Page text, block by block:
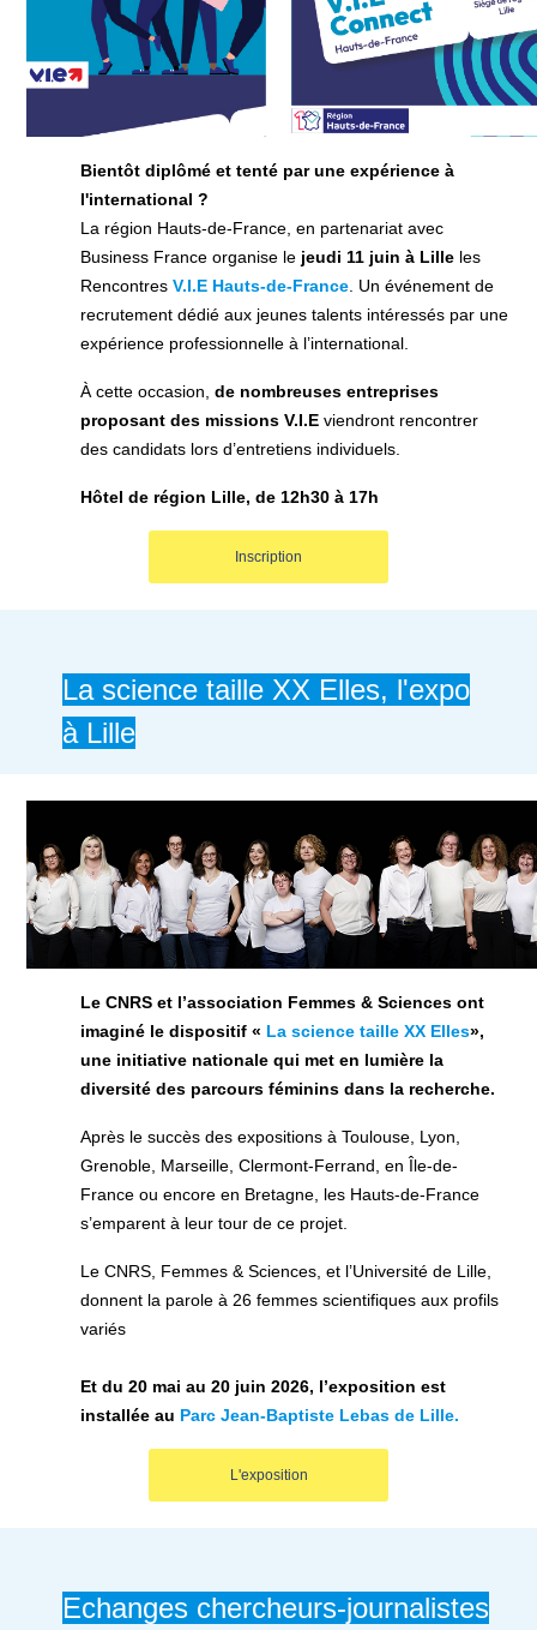
Bientôt diplômé et tenté par une expérience à
l'international ?
La région Hauts-de-France, en partenariat avec
Business France organise le jeudi 11 juin à Lilleles
Rencontres V.I.E Hauts-de-France. Un événement de
recrutement dédié aux jeunes talents intéressés par une
expérience professionnelle à l’international.
À cette occasion, de nombreuses entreprises
proposant des missions V.I.Eviendront rencontrer
des candidats lors d’entretiens individuels.
Hôtel de région Lille, de 12h30 à 17h
Inscription
La science taille XX Elles, l'expo
à Lille
Le CNRS et l’association Femmes & Sciences ont
imaginé le dispositif « La science taille XX Elles»,
une initiative nationale qui met en lumière la
diversité des parcours féminins dans la recherche.
Après le succès des expositions à Toulouse, Lyon,
Grenoble, Marseille, Clermont-Ferrand, en Île-de-
France ou encore en Bretagne, les Hauts-de-France
s’emparent à leur tour de ce projet.
Le CNRS, Femmes & Sciences, et l’Université de Lille,
donnent la parole à 26 femmes scientifiques aux profils
variés
Et du 20 mai au 20 juin 2026, l’exposition est
installée au Parc Jean-Baptiste Lebas de Lille.
L'exposition
Echanges chercheurs-journalistes